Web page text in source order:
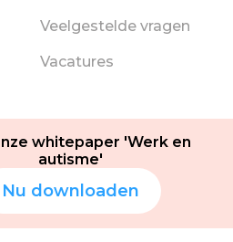
Veelgestelde vragen
Vacatures
whitepaper 'Werk en
autisme'
Nu downloaden